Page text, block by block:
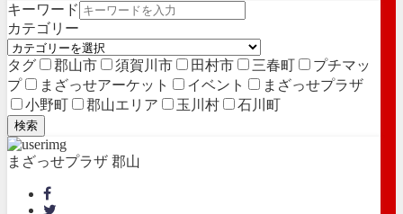
キーワード
カテゴリー
タグ 郡山市 須賀川市 田村市 三春町
プチマッ
プ
まざっせアーケット イベント
まざっせプラザ
小野町
郡山エリア 玉川村 石川町
検索
まざっせプラザ 郡山